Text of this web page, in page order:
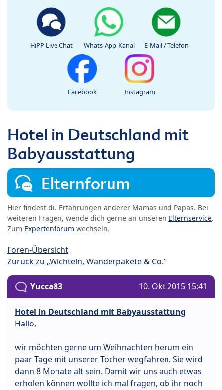
HiPP Live Chat Whats-App-Kanal E-Mail / Telefon
Facebook Instagram
Hotel in Deutschland mit
Babyausstattung
Elternforum
Hier findest du Erfahrungen anderer Mamas und Papas. Bei
weiteren Fragen, wende dich gerne an unseren Elternservice.
Zum Expertenforum wechseln.
Foren-Übersicht
Zurück zu „Wichteln, Wanderpakete & Co.“
Yucca83 10. Okt 2015 15:41
Hotel in Deutschland mit Babyausstattung
Hallo,
wir möchten gerne um Weihnachten herum ein
paar Tage mit unserer Tocher wegfahren. Sie wird
dann 8 Monate alt sein. Damit wir uns auch etwas
erholen können wollte ich mal fragen, ob ihr noch